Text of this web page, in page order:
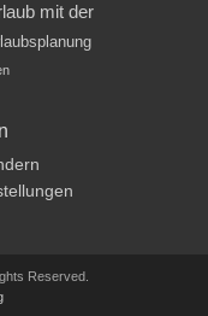
mit der
Reserved.